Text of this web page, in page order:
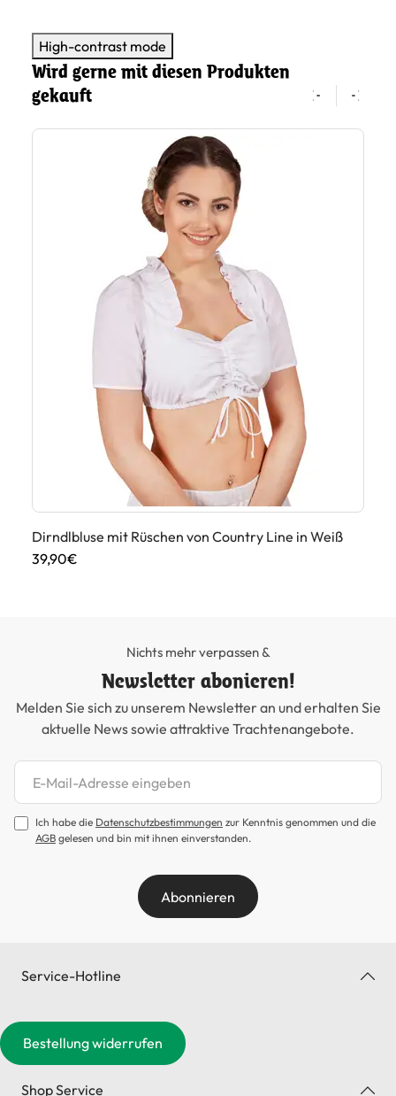
High-contrast mode
Wird gerne mit diesen Produkten
gekauft
Dirndlbluse mit Rüschen von Country Line in Weiß
39,90€
Nichts mehr verpassen &
Newsletter abonieren!
Melden Sie sich zu unserem Newsletter an und erhalten Sie
aktuelle News sowie attraktive Trachtenangebote.
Newsletter abonnieren
Ich habe die Datenschutzbestimmungen zur Kenntnis genommen und die
AGB gelesen und bin mit ihnen einverstanden.
Abonnieren
Service-Hotline
Bestellung widerrufen
Shop Service